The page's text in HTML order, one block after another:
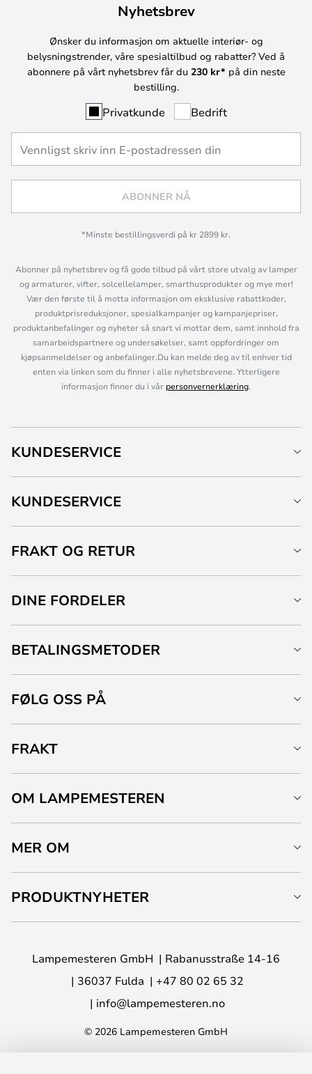
Nyhetsbrev
Ønsker du informasjon om aktuelle interiør- og
belysningstrender, våre spesialtilbud og rabatter? Ved å
abonnere på vårt nyhetsbrev får du 230 kr* på din neste
bestilling.
Privatkunde Bedrift
ABONNER NÅ
*Minste bestillingsverdi på kr 2899 kr.
Abonner på nyhetsbrev og få gode tilbud på vårt store utvalg av lamper
og armaturer, vifter, solcellelamper, smarthusprodukter og mye mer!
Vær den første til å motta informasjon om eksklusive rabattkoder,
produktprisreduksjoner, spesialkampanjer og kampanjepriser,
produktanbefalinger og nyheter så snart vi mottar dem, samt innhold fra
samarbeidspartnere og undersøkelser, samt oppfordringer om
kjøpsanmeldelser og anbefalinger.Du kan melde deg av til enhver tid
enten via linken som du finner i alle nyhetsbrevene. Ytterligere
informasjon finner du i vår personvernerklæring.
KUNDESERVICE
KUNDESERVICE
FRAKT OG RETUR
DINE FORDELER
BETALINGSMETODER
FØLG OSS PÅ
FRAKT
OM LAMPEMESTEREN
MER OM
PRODUKTNYHETER
Lampemesteren GmbH
Rabanusstraße 14-16
36037 Fulda
+47 80 02 65 32
info@lampemesteren.no
© 2026 Lampemesteren GmbH